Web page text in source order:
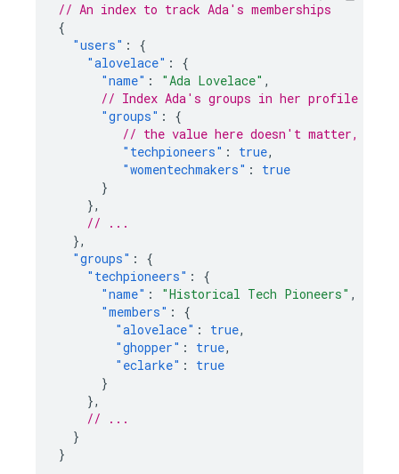
// An index to track Ada's memberships
{
"users" :
{
"alovelace" :
{
"name" : "Ada Lovelace" ,
// Index Ada's groups in her profile
"groups" :
{
// the value here doesn't matter,
"techpioneers" : true,
"womentechmakers" :
true
}
},
// ...
},
"groups" :
{
"techpioneers" :
{
"name" : "Historical Tech Pioneers" ,
"members" :
{
"alovelace" : true,
"ghopper" : true,
"eclarke" :
true
}
},
// ...
}
}